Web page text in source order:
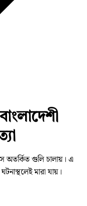
অতর্কিত গুলি চালায়। এ
মারা যায়।